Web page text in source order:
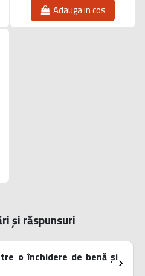
Adauga in cos
și răspunsuri
o închidere de benă și